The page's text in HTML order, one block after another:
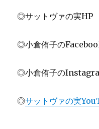
◎サットヴァの実HP
◎小倉侑子の
◎小倉侑子の
◎サットヴァの実